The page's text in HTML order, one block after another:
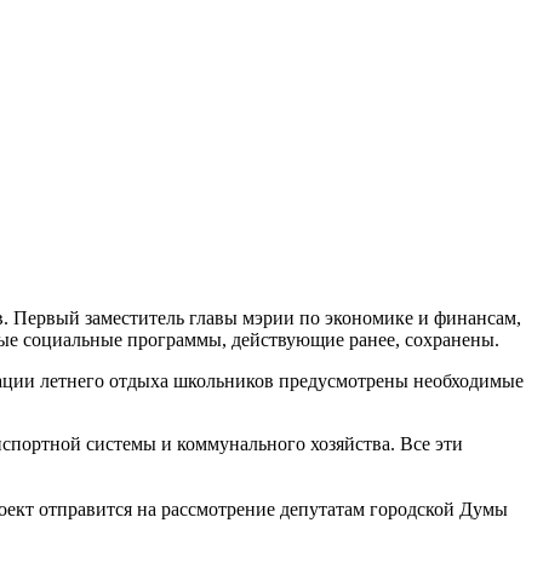
заместитель главы мэрии по экономике и финансам,
социальные программы, действующие ранее, сохранены.
летнего отдыха школьников предусмотрены необходимые
системы и коммунального хозяйства. Все эти
отправится на рассмотрение депутатам городской Думы